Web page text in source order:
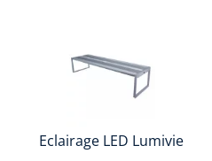
Eclairage LED Lumivie